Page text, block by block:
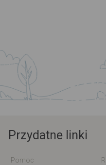
Przydatne linki
Pomoc